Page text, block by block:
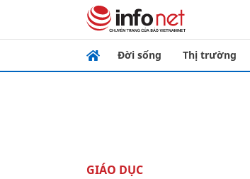
Đời sống Thị trường
GIÁO DỤC